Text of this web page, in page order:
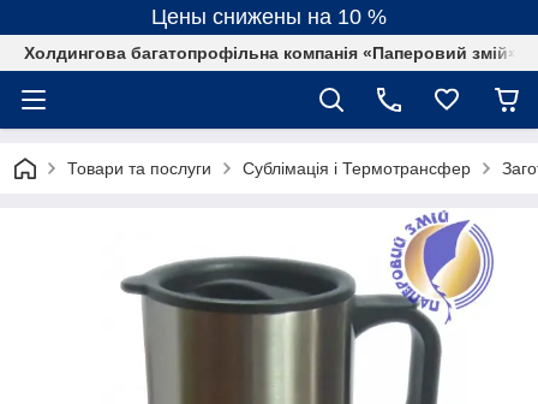
Цены снижены на 10 %
Холдингова багатопрофільна компанія «Паперовий змій»
Товари та послуги Сублімація і Термотрансфер